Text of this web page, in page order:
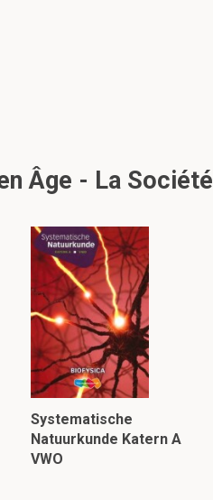
Âge - La Société
Systematische
Natuurkunde Katern A
VWO